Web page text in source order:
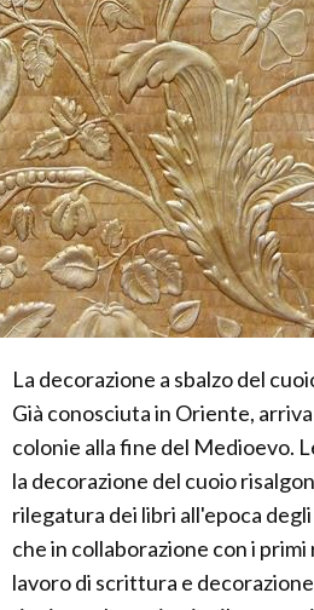
La decorazione a sbalzo del
Già conosciuta in Oriente,
colonie alla fine del Medioevo.
la decorazione del cuoio
rilegatura dei libri all'epoca
che in collaborazione con i
lavoro di scrittura e